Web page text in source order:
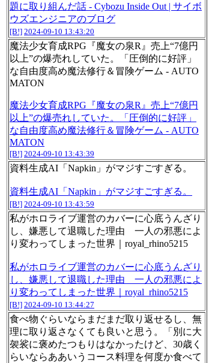
題に取り組んだ話 - Cybozu Inside Out | サイボ
ウズエンジニアのブログ
[B!] 2024-09-10 13:43:20
魔法少女育成RPG『魔女の泉R』売上“7億円
以上”の爆売れしていた。「圧倒的に好評」
な自由度高め魔法修行＆冒険ゲーム - AUTO
MATON
魔法少女育成RPG『魔女の泉R』売上“7億円
以上”の爆売れしていた。「圧倒的に好評」
な自由度高め魔法修行＆冒険ゲーム - AUTO
MATON
[B!] 2024-09-10 13:43:39
資料生成AI「Napkin」がマジすごすぎる。
資料生成AI「Napkin」がマジすごすぎる。
[B!] 2024-09-10 13:43:59
私がホロライブ運営のカバーに心底うんざり
し、嫌悪して退職した理由 一人の邪悪によ
り変わってしまった世界｜royal_rhino5215
私がホロライブ運営のカバーに心底うんざり
し、嫌悪して退職した理由 一人の邪悪によ
り変わってしまった世界｜royal_rhino5215
[B!] 2024-09-10 13:44:27
食べ物ぐらいならまだまだ取り返せるし、無
理に取り返さなくても良いと思う。「別に大
袈裟に褒めたつもりはなかったけど、30歳く
らいならああいうコース料理を何度か食べて